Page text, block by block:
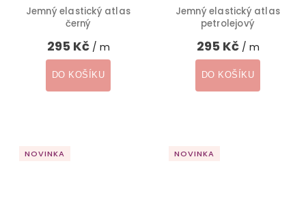
Jemný elastický atlas
černý
295 Kč / m
DO KOŠÍKU
Jemný elastický atlas
petrolejový
295 Kč / m
DO KOŠÍKU
NOVINKA NOVINKA